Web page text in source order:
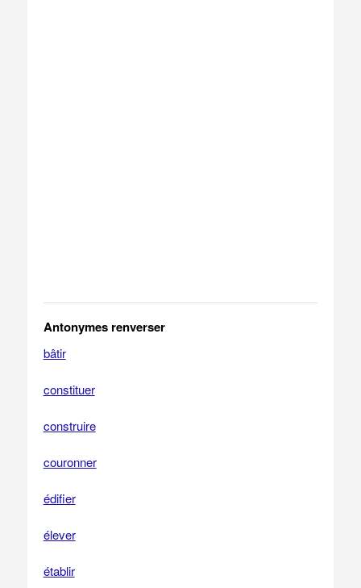
Antonymes renverser
bâtir
constituer
construire
couronner
édifier
élever
établir